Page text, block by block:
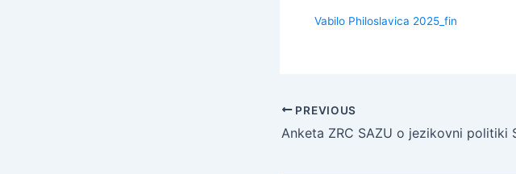
Vabilo Philoslavica 2025_fin
Post
navigation
PREVIOUS